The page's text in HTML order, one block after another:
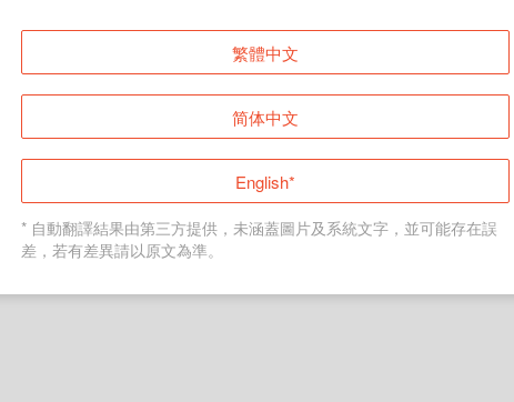
登入
返回首頁
繁體中文
简体中文
English*
* 自動翻譯結果由第三方提供，未涵蓋圖片及系統文字，並可能存在誤
差，若有差異請以原文為準。